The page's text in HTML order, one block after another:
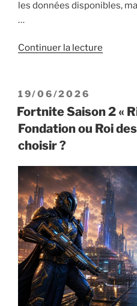
les données disponibles,
…
Continuer la lecture
cartes
Prop
Hunt
(codes
juin
2026) »
PUBLIÉ
LE
19/06/2026
Fortnite Saison 2 «
Fondation ou Roi
choisir ?